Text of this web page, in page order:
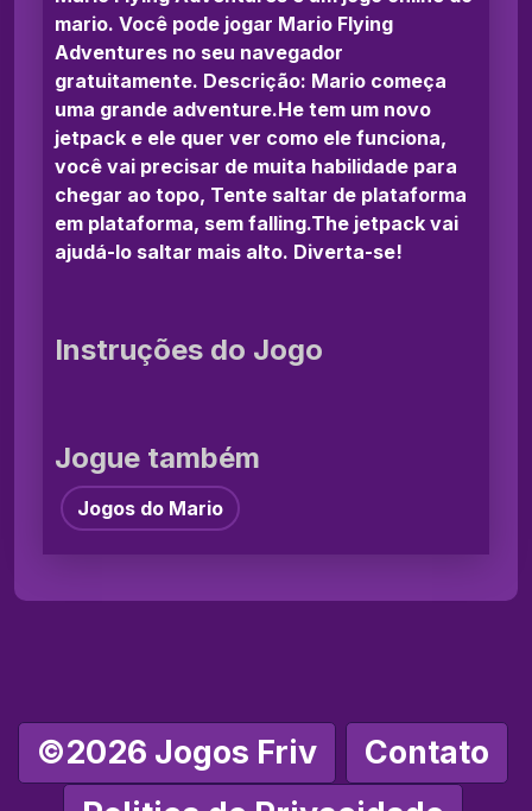
mario. Você pode jogar Mario Flying
Adventures no seu navegador
gratuitamente. Descrição: Mario começa
uma grande adventure.He tem um novo
jetpack e ele quer ver como ele funciona,
você vai precisar de muita habilidade para
chegar ao topo, Tente saltar de plataforma
em plataforma, sem falling.The jetpack vai
ajudá-lo saltar mais alto. Diverta-se!
Instruções do Jogo
Jogue também
Jogos do Mario
©2026 Jogos Friv
Contato